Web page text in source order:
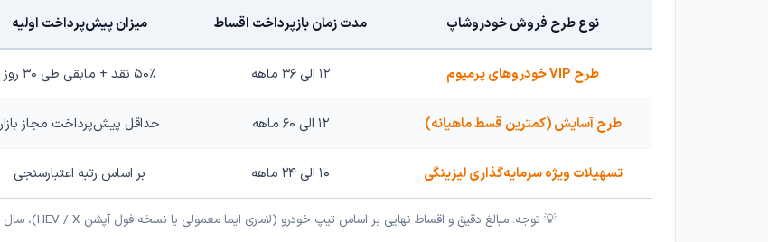
نوع طرح فروش خودروشاپ مدت زمان بازپرداخت اقساط میزان پیش‌پرداخت اولیه
طرح VIP خودروهای پرمیوم ۱۲ الی ۳۶ ماهه ۵۰٪ نقد + مابقی طی ۳۰ روز
طرح آسایش (کمترین قسط ماهیانه) ۱۲ الی ۶۰ ماهه حداقل پیش‌پرداخت مجاز بازار
تسهیلات ویژه سرمایه‌گذاری لیزینگی ۱۰ الی ۲۴ ماهه بر اساس رتبه اعتبارسنجی
💡 توجه: مبالغ دقیق و اقساط نهایی بر اساس تیپ خودرو (لاماری ایما معمولی یا نسخه فول آپشن HEV / X)، سال ساخت، میزان کارکرد و وضعیت بدنه متغیر است.